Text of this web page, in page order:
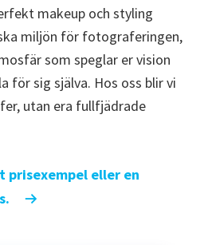
makeup och styling
miljön för fotograferingen,
som speglar er vision
för sig själva. Hos oss blir vi
utan era fullfjädrade
prisexempel eller en